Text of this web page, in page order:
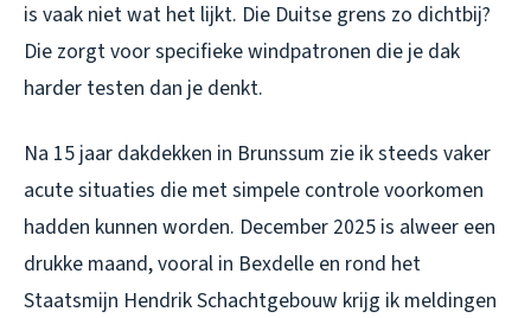
is vaak niet wat het lijkt. Die Duitse grens zo dichtbij?
Die zorgt voor specifieke windpatronen die je dak
harder testen dan je denkt.
Na 15 jaar dakdekken in Brunssum zie ik steeds vaker
acute situaties die met simpele controle voorkomen
hadden kunnen worden. December 2025 is alweer een
drukke maand, vooral in Bexdelle en rond het
Staatsmijn Hendrik Schachtgebouw krijg ik meldingen